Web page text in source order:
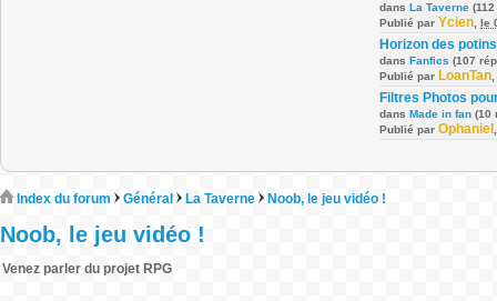
dans La Taverne
Publié par Ycien le
Horizon des potins
dans Fanfics (107
Publié par LoanTan
Filtres Photos
dans Made in fan (10
Publié par Ophaniel
Index du forum Général La Taverne Noob, le jeu vidéo !
Noob, le jeu vidéo !
Venez parler du projet RPG